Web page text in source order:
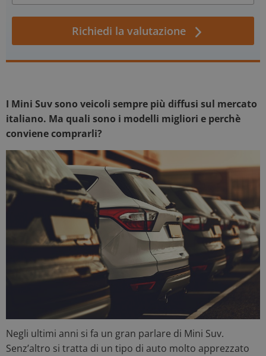
Richiedi la valutazione
I Mini Suv sono veicoli sempre più diffusi sul mercato
italiano. Ma quali sono i modelli migliori e perchè
conviene comprarli?
Negli ultimi anni si fa un gran parlare di Mini Suv.
Senz’altro si tratta di un tipo di auto molto apprezzato